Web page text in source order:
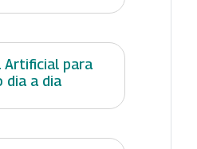
Artificial para
dia a dia